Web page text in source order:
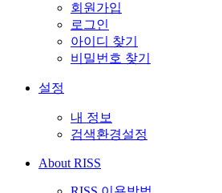
회원가입
로그인
아이디 찾기
비밀번호 찾기
설정
내 정보
검색환경설정
About RISS